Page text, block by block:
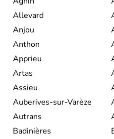
Etienne à Andrezieux,
deviennent une entité
Allevard
Anjou
Anthon
Apprieu
Artas
Assieu
Auberives-sur-Varèze
Autrans
Badinières